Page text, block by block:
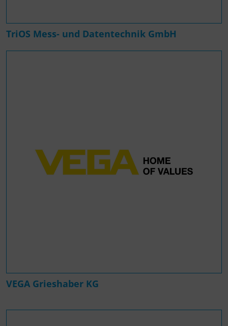
TriOS Mess- und Datentechnik GmbH
VEGA Grieshaber KG